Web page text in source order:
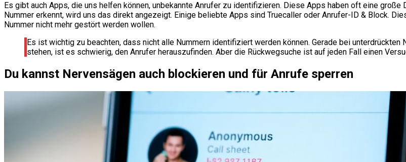
Es gibt auch Apps, die uns helfen können, unbekannte Anrufer zu identifizieren. Diese Apps haben oft eine
Nummer erkennt, wird uns das direkt angezeigt. Einige beliebte Apps sind Truecaller oder Anrufer-ID & Block.
Nummer nicht mehr gestört werden wollen.
Es ist wichtig zu beachten, dass nicht alle Nummern identifiziert werden können. Gerade bei
stehen, ist es schwierig, den Anrufer herauszufinden. Aber die Rückwegsuche ist auf jeden Fall einen
Du kannst Nervensägen auch blockieren und für Anrufe sperren